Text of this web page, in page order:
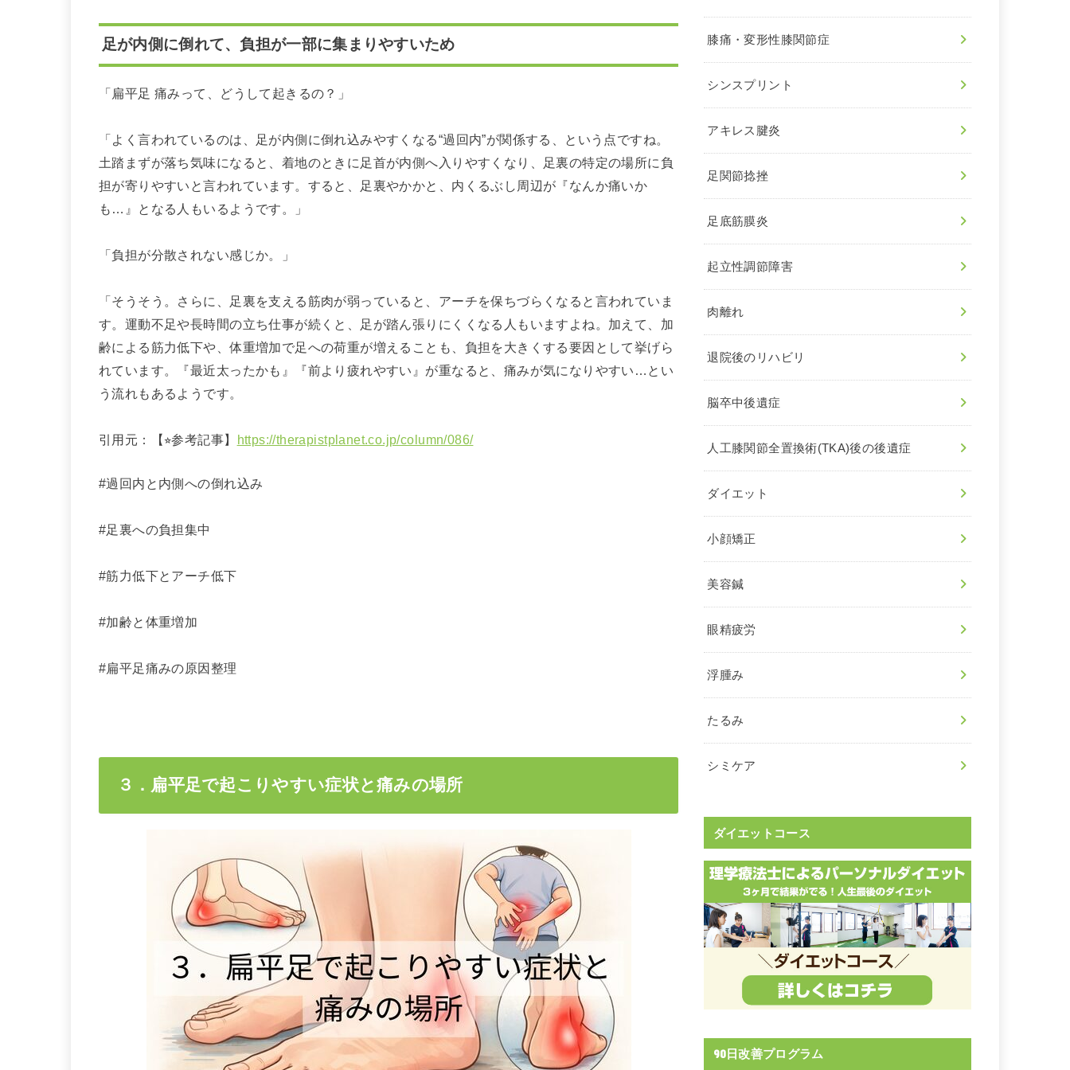
足が内側に倒れて、負担が一部に集まりやすいため
「扁平足 痛みって、どうして起きるの？」
「よく言われているのは、足が内側に倒れ込みやすくなる“過回内”が関係する、という点ですね。
土踏まずが落ち気味になると、着地のときに足首が内側へ入りやすくなり、足裏の特定の場所に負
担が寄りやすいと言われています。すると、足裏やかかと、内くるぶし周辺が『なんか痛いか
も…』となる人もいるようです。」
「負担が分散されない感じか。」
「そうそう。さらに、足裏を支える筋肉が弱っていると、アーチを保ちづらくなると言われていま
す。運動不足や長時間の立ち仕事が続くと、足が踏ん張りにくくなる人もいますよね。加えて、加
齢による筋力低下や、体重増加で足への荷重が増えることも、負担を大きくする要因として挙げら
れています。『最近太ったかも』『前より疲れやすい』が重なると、痛みが気になりやすい…とい
う流れもあるようです。
引用元：【⭐︎参考記事】 https://therapistplanet.co.jp/column/086/
#過回内と内側への倒れ込み
#足裏への負担集中
#筋力低下とアーチ低下
#加齢と体重増加
#扁平足痛みの原因整理
３．扁平足で起こりやすい症状と痛みの場所
膝痛・変形性膝関節症
シンスプリント
アキレス腱炎
足関節捻挫
足底筋膜炎
起立性調節障害
肉離れ
退院後のリハビリ
脳卒中後遺症
人工膝関節全置換術(TKA)後の後遺症
ダイエット
小顔矯正
美容鍼
眼精疲労
浮腫み
たるみ
シミケア
ダイエットコース
90日改善プログラム